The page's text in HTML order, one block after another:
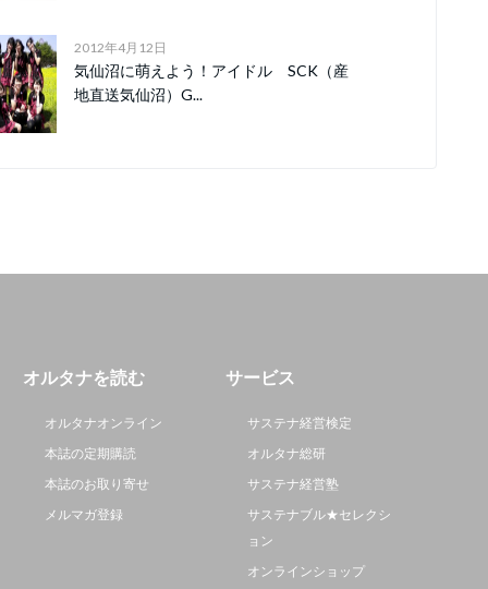
2012年4月12日
気仙沼に萌えよう！アイドル SCK（産
地直送気仙沼）G...
オルタナを読む
オルタナオンライン
本誌の定期購読
本誌のお取り寄せ
メルマガ登録
サービス
サステナ経営検定
オルタナ総研
サステナ経営塾
サステナブル★セレクシ
ョン
オンラインショップ